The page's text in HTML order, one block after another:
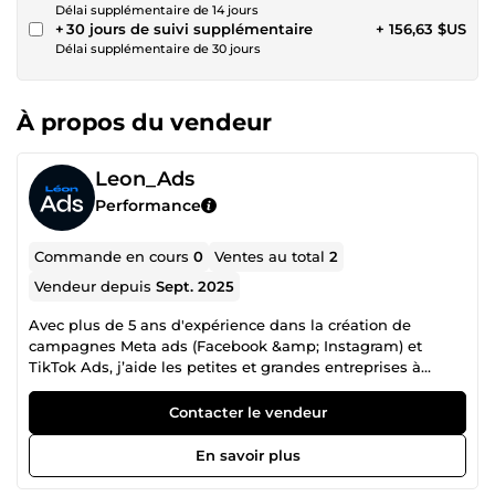
Délai supplémentaire de 14 jours
+ 30 jours de suivi supplémentaire
Délai supplémentaire de 30 jours
+ 156,63 $US
À propos du vendeur
Leon_Ads
Performance
Commande en cours0 Ventes au total2
Vendeur depuisSept. 2025
Avec plus de 5 ans d'expérience dans la création de
campagnes Meta ads (Facebook &amp; Instagram) et
TikTok Ads, j’aide les petites et grandes entreprises à
générer du trafic et augmenter leurs revenus grâce à mon
expertise et mes connaissances des réseaux sociaux. De la
définition de votre positionnement à la création de votre
image de marque, en passant par la rédaction du contenu
et la conception des images, je vous guide dans le
Contacter le vendeur
En savoir plus